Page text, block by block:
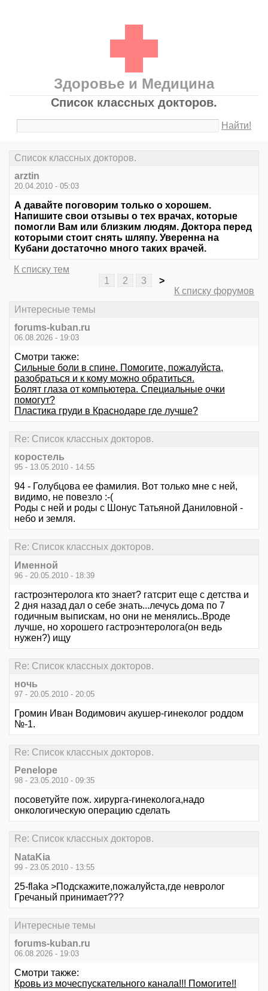
Здоровье и Медицина
Список классных докторов.
Найти!
Список классных докторов.
arztin
20.04.2010 - 05:03
А давайте поговорим только о хорошем.
Напишите свои отзывы о тех врачах, которые
помогли Вам или близким людям. Доктора перед
которыми стоит снять шляпу. Уверенна на
Кубани достаточно много таких врачей.
К списку тем
1
2 3
>
К списку форумов
Интересные темы
forums-kuban.ru
06.08.2026 - 19:03
Смотри также:
Сильные боли в спине. Помогите, пожалуйста,
разобраться и к кому можно обратиться.
Болят глаза от компьютера. Специальные очки
помогут?
Пластика груди в Краснодаре где лучше?
Re: Список классных докторов.
коростель
95 - 13.05.2010 - 14:55
94 - Голубцова ее фамилия. Вот только мне с ней,
видимо, не повезло :-(
Роды с ней и роды с Шонус Татьяной Даниловной -
небо и земля.
Re: Список классных докторов.
Именной
96 - 20.05.2010 - 18:39
гастроэнтеролога кто знает? гатсрит еще с детства и
2 дня назад дал о себе знать...лечусь дома по 7
годичным выпискам, но они не менялись..Вроде
лучше, но хорошего гастроэнтеролога(он ведь
нужен?) ищу
Re: Список классных докторов.
ночь
97 - 20.05.2010 - 20:05
Громин Иван Водимович акушер-гинеколог роддом
№-1.
Re: Список классных докторов.
Penelope
98 - 23.05.2010 - 09:35
посоветуйте пож. хирурга-гинеколога,надо
онкологическую операцию сделать
Re: Список классных докторов.
NataKia
99 - 23.05.2010 - 13:55
25-flaka >Подскажите,пожалуйста,где невролог
Гречаный принимает???
Интересные темы
forums-kuban.ru
06.08.2026 - 19:03
Смотри также:
Кровь из мочеспускательного канала!!! Помогите!!